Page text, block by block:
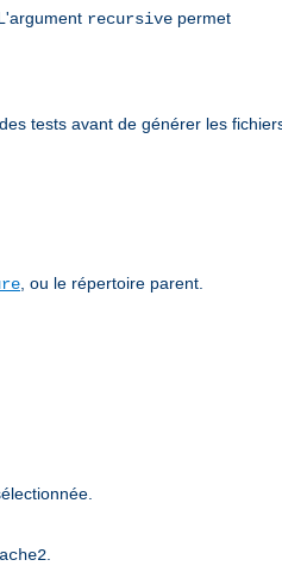
recursive permet
tests avant de générer les
, ou le répertoire parent.
.